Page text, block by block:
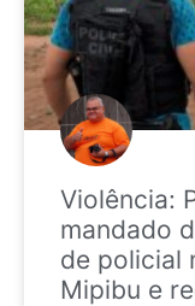
Violência:
mandado
de policial
Mipibu e